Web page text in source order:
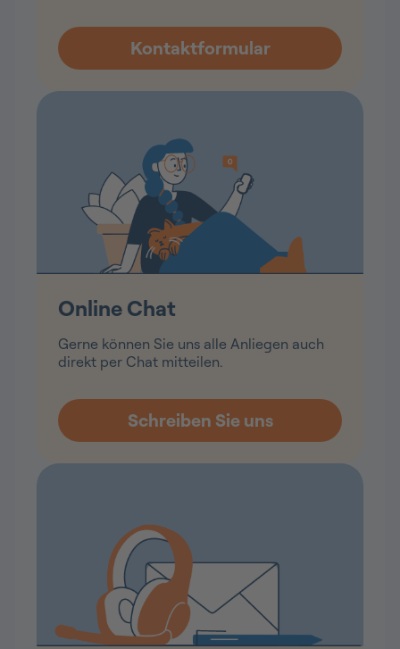
Online Chat
Gerne können Sie uns alle Anliegen auch
direkt per Chat mitteilen.